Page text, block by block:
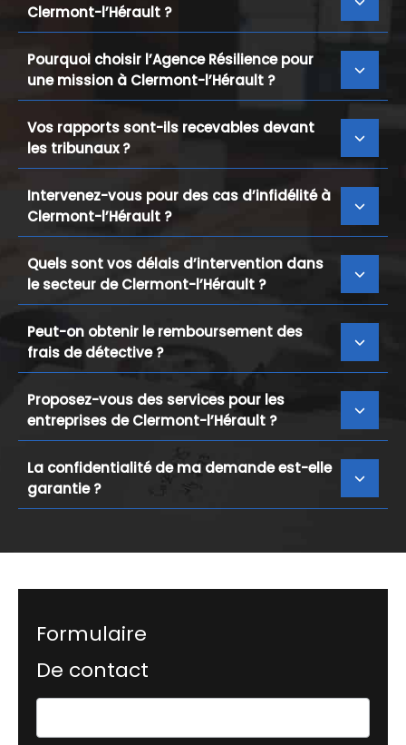
Clermont-l’Hérault ?
Pourquoi choisir l’Agence Résilience pour
une mission à Clermont-l’Hérault ?
Vos rapports sont-ils recevables devant
les tribunaux ?
Intervenez-vous pour des cas d’infidélité à
Clermont-l’Hérault ?
Quels sont vos délais d’intervention dans
le secteur de Clermont-l’Hérault ?
Peut-on obtenir le remboursement des
frais de détective ?
Proposez-vous des services pour les
entreprises de Clermont-l’Hérault ?
La confidentialité de ma demande est-elle
garantie ?
Formulaire
De contact
simple